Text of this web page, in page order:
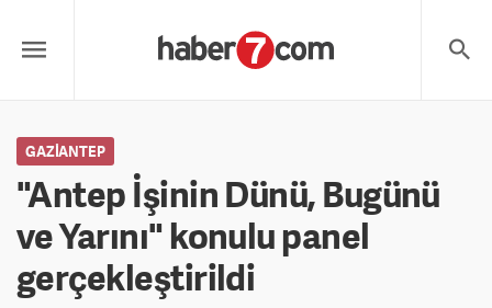
GAZIANTEP
"Antep İşinin Dünü, Bugünü
ve Yarını" konulu panel
gerçekleştirildi